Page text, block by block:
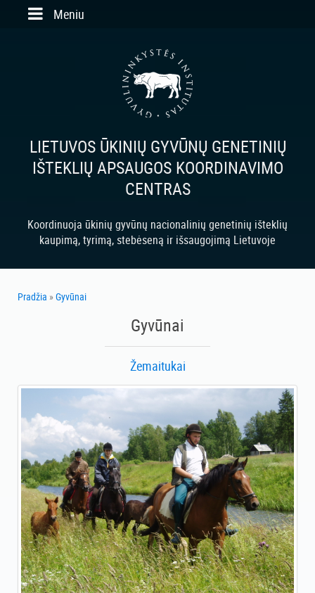
Skip to main content
Meniu
LIETUVOS ŪKINIŲ GYVŪNŲ GENETINIŲ
IŠTEKLIŲ APSAUGOS KOORDINAVIMO
CENTRAS
Koordinuoja ūkinių gyvūnų nacionalinių genetinių išteklių
kaupimą, tyrimą, stebėseną ir išsaugojimą Lietuvoje
Pradžia »Gyvūnai
Gyvūnai
Žemaitukai